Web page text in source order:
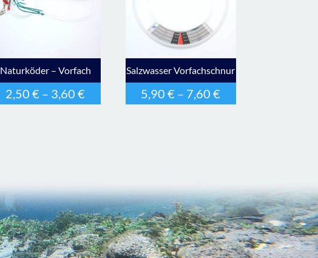
Naturköder – Vorfach
2,50€ – 3,60€
Salzwasser Vorfachschnur
5,90€ – 7,60€